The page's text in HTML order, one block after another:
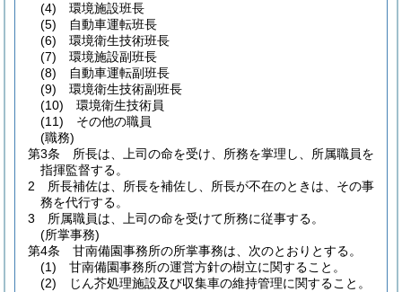
(4)
環境施設班長
(5)
自動車運転班長
(6)
環境衛生技術班長
(7)
環境施設副班長
(8)
自動車運転副班長
(9)
環境衛生技術副班長
(10)
環境衛生技術員
(11)
その他の職員
(職務)
第3条
所長は、上司の命を受け、所務を掌理し、所属職員を
指揮監督する。
2
所長補佐は、所長を補佐し、所長が不在のときは、その事
務を代行する。
3
所属職員は、上司の命を受けて所務に従事する。
(所掌事務)
第4条
甘南備園事務所の所掌事務は、次のとおりとする。
(1)
甘南備園事務所の運営方針の樹立に関すること。
(2)
じん芥処理施設及び収集車の維持管理に関すること。